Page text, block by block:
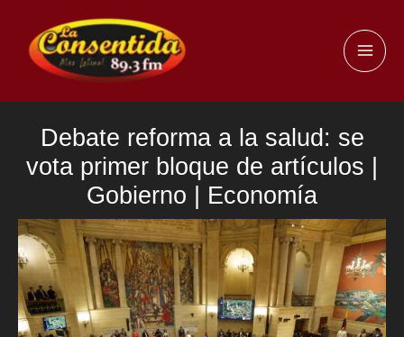
contenido
Debate reforma a la salud: se
vota primer bloque de artículos |
Gobierno | Economía